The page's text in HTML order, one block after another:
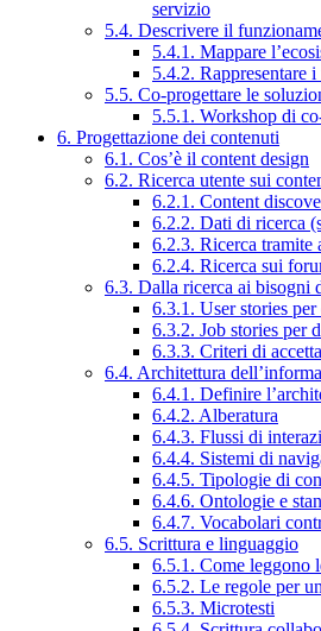
servizio
5.4. Descrivere il
5.4.1. Mappare
5.4.2. Rappresentare
5.5. Co-progettare le
5.5.1. Workshop di
6. Progettazione dei contenuti
6.1. Cos’è il content design
6.2. Ricerca utente sui
6.2.1. Content
6.2.2. Dati di ricerca
6.2.3. Ricerca tramite
6.2.4. Ricerca sui
6.3. Dalla ricerca ai bisogni
6.3.1. User stories
6.3.2. Job stories per
6.3.3. Criteri di
6.4. Architettura
6.4.1. Definire
6.4.2. Alberatura
6.4.3. Flussi di
6.4.4. Sistemi di
6.4.5. Tipologie di
6.4.6. Ontologie e
6.4.7. Vocabolari
6.5. Scrittura e linguaggio
6.5.1. Come leggono
6.5.2. Le regole per
6.5.3. Microtesti